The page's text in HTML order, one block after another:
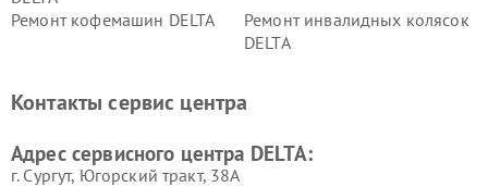
Ремонт кофемашин DELTA
Ремонт инвалидных колясок
DELTA
Контакты сервис центра
Адрес сервисного центра DELTA:
г. Сургут, Югорский тракт, 38А